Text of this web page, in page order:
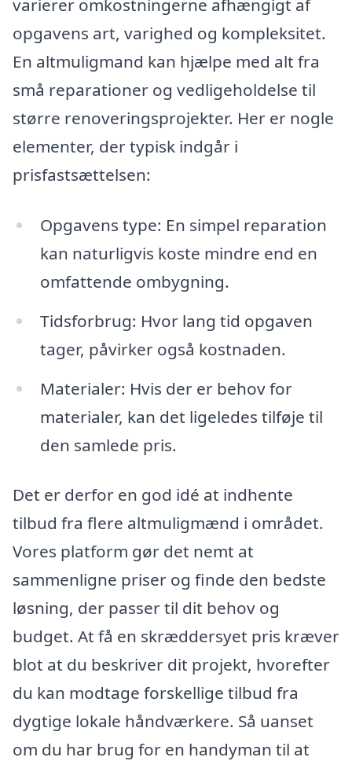
varierer omkostningerne afhængigt af
opgavens art, varighed og kompleksitet.
En altmuligmand kan hjælpe med alt fra
små reparationer og vedligeholdelse til
større renoveringsprojekter. Her er nogle
elementer, der typisk indgår i
prisfastsættelsen:
Opgavens type: En simpel reparation
kan naturligvis koste mindre end en
omfattende ombygning.
Tidsforbrug: Hvor lang tid opgaven
tager, påvirker også kostnaden.
Materialer: Hvis der er behov for
materialer, kan det ligeledes tilføje til
den samlede pris.
Det er derfor en god idé at indhente
tilbud fra flere altmuligmænd i området.
Vores platform gør det nemt at
sammenligne priser og finde den bedste
løsning, der passer til dit behov og
budget. At få en skræddersyet pris kræver
blot at du beskriver dit projekt, hvorefter
du kan modtage forskellige tilbud fra
dygtige lokale håndværkere. Så uanset
om du har brug for en handyman til at